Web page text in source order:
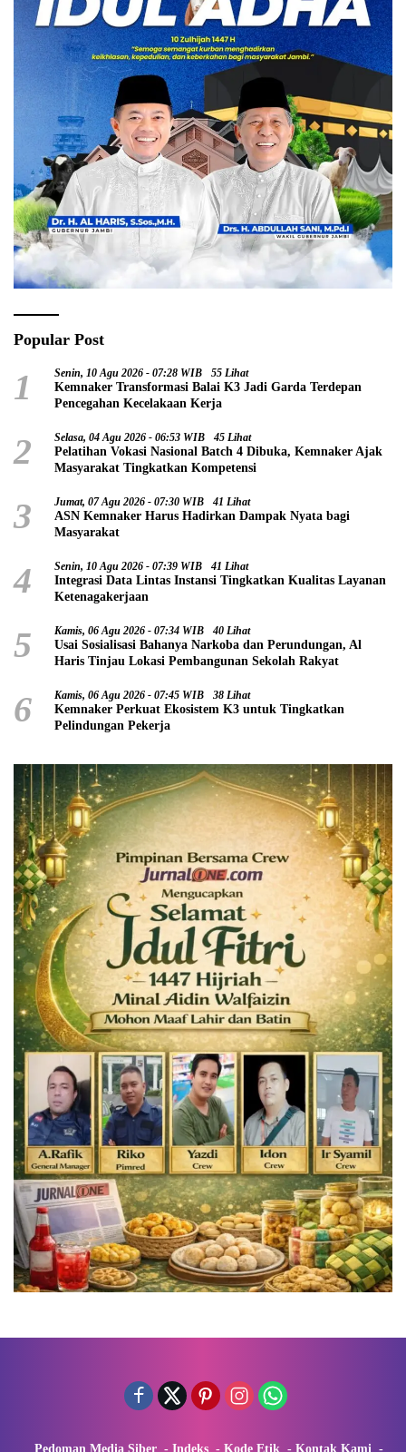
Popular Post
1 Senin, 10 Agu 2026 - 07:28 WIB 55 Lihat
Kemnaker Transformasi Balai K3 Jadi Garda Terdepan
Pencegahan Kecelakaan Kerja
2 Selasa, 04 Agu 2026 - 06:53 WIB 45 Lihat
Pelatihan Vokasi Nasional Batch 4 Dibuka, Kemnaker Ajak
Masyarakat Tingkatkan Kompetensi
3 Jumat, 07 Agu 2026 - 07:30 WIB 41 Lihat
ASN Kemnaker Harus Hadirkan Dampak Nyata bagi
Masyarakat
4 Senin, 10 Agu 2026 - 07:39 WIB 41 Lihat
Integrasi Data Lintas Instansi Tingkatkan Kualitas Layanan
Ketenagakerjaan
5 Kamis, 06 Agu 2026 - 07:34 WIB 40 Lihat
Usai Sosialisasi Bahanya Narkoba dan Perundungan, Al
Haris Tinjau Lokasi Pembangunan Sekolah Rakyat
6 Kamis, 06 Agu 2026 - 07:45 WIB 38 Lihat
Kemnaker Perkuat Ekosistem K3 untuk Tingkatkan
Pelindungan Pekerja
Pedoman Media Siber Indeks Kode Etik Kontak Kami